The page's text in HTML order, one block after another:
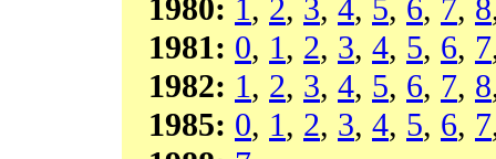
1980: 1, 2, 3, 4, 5, 6, 7, 8
1981: 0, 1, 2, 3, 4, 5, 6, 7
1982: 1, 2, 3, 4, 5, 6, 7, 8
1985: 0, 1, 2, 3, 4, 5, 6, 7